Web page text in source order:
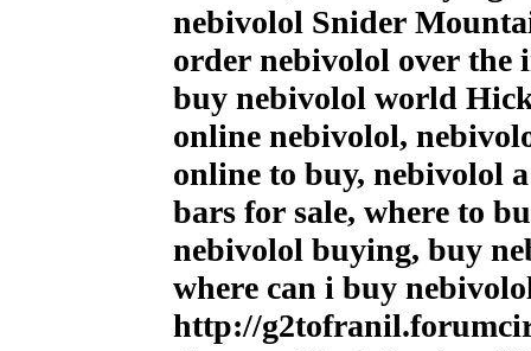
nebivolol Snider
order nebivolol over the
buy nebivolol world
online nebivolol,
online to buy, nebivolol
bars for sale, where to
nebivolol buying, buy
where can i buy
http://